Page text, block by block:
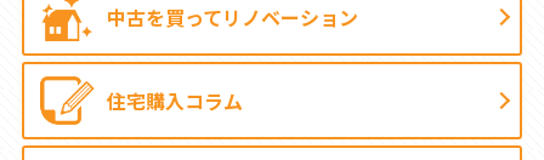
中古を買ってリノベーション
住宅購入コラム